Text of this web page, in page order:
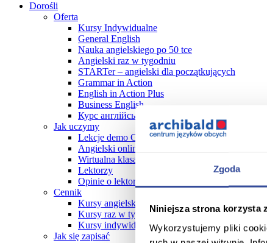
Zgoda
Niniejsza strona korzysta
Wykorzystujemy pliki
Dorośli
Oferta
Kursy Indywidualne
General English
Nauka angielskiego po 50 tce
Angielski raz w tygodniu
STARTer – angielski dla początkujących
Grammar in Action
English in Action Plus
Business English
Курс англійської мови
Jak uczymy
Lekcje demo GRATIS!
Angielski online
Wirtualna klasa online FAQ
Lektorzy
Opinie o lektorach
Cennik
Kursy angielskiego dla dorosłych cennik 2026
Kursy raz w tygodniu
Kursy indywidualne
Jak się zapisać